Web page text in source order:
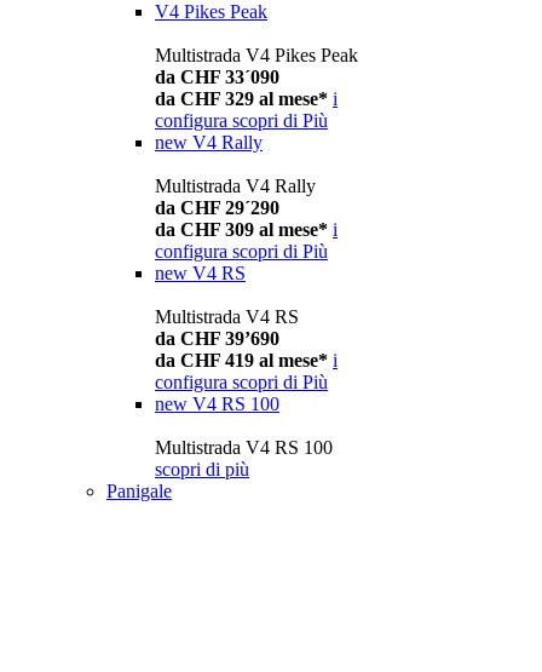
V4 Pikes Peak
Multistrada V4 Pikes Peak
da CHF 33´090
da CHF 329 al mese* i
configura scopri di Più
new V4 Rally
Multistrada V4 Rally
da CHF 29´290
da CHF 309 al mese* i
configura scopri di Più
new V4 RS
Multistrada V4 RS
da CHF 39’690
da CHF 419 al mese* i
configura scopri di Più
new V4 RS 100
Multistrada V4 RS 100
scopri di più
Panigale